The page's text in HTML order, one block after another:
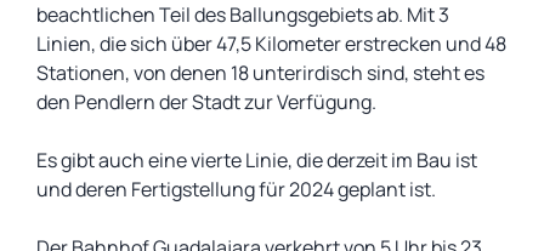
beachtlichen Teil des Ballungsgebiets ab. Mit 3
Linien, die sich über 47,5 Kilometer erstrecken und 48
Stationen, von denen 18 unterirdisch sind, steht es
den Pendlern der Stadt zur Verfügung.
Es gibt auch eine vierte Linie, die derzeit im Bau ist
und deren Fertigstellung für 2024 geplant ist.